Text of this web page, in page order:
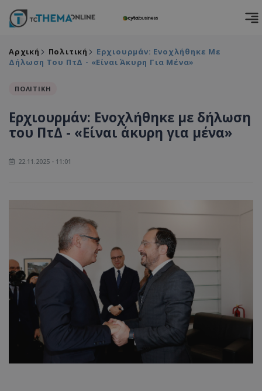
Αρχική Πολιτική
Ερχιουρμάν: Ενοχλήθηκε Με
Δήλωση Του ΠτΔ - «Είναι Άκυρη Για Μένα»
ΠΟΛΙΤΙΚΗ
Ερχιουρμάν: Ενοχλήθηκε με δήλωση
του ΠτΔ - «Είναι άκυρη για μένα»
22.11.2025 - 11:01